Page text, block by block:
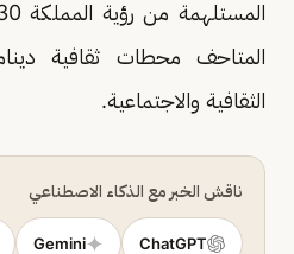
المتاحف محطات ثقافية
الثقافية والاجتماعية.
ناقش الخبر مع الذكاء الاصطناعي
ChatGPT
Gemini